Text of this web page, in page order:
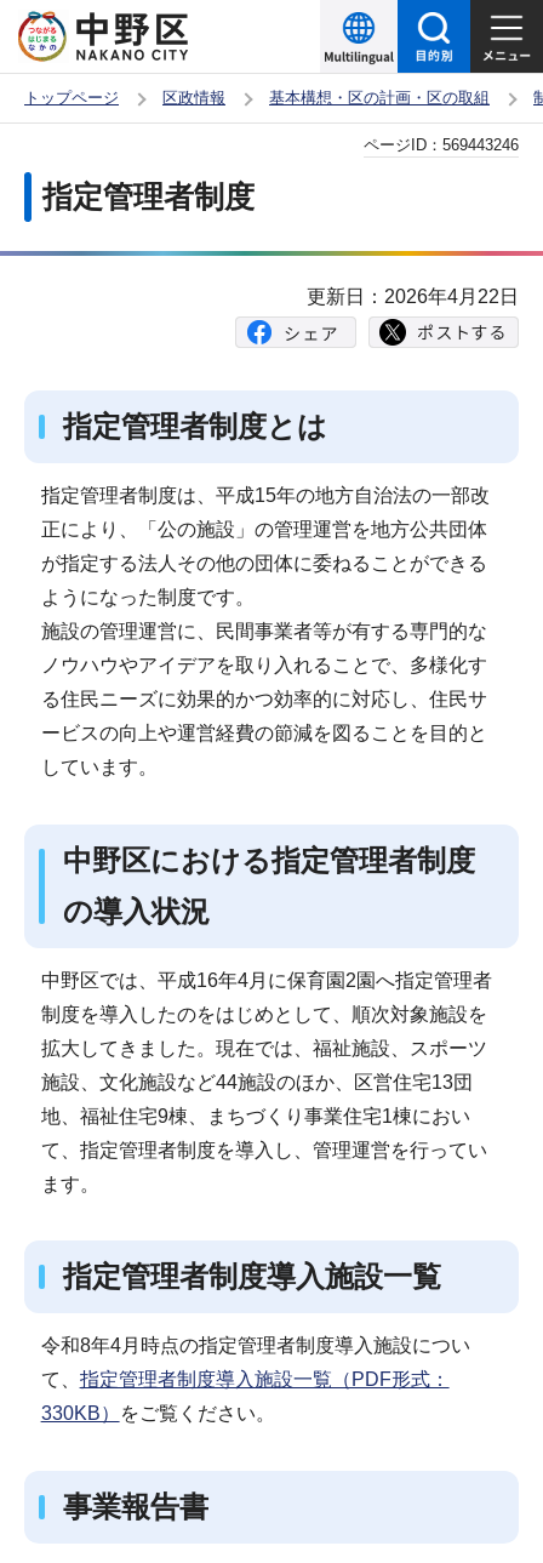
の
ー
頭
トップページ 区政情報 基本構想・区の計画・区の取組
指定管理者制度
ページID： 569443246
更新日：2026年4月22日
指定管理者制度とは
指定管理者制度は、平成15年の地方自治法の一部改
正により、「公の施設」の管理運営を地方公共団体
が指定する法人その他の団体に委ねることができる
ようになった制度です。
施設の管理運営に、民間事業者等が有する専門的な
ノウハウやアイデアを取り入れることで、多様化す
る住民ニーズに効果的かつ効率的に対応し、住民サ
ービスの向上や運営経費の節減を図ることを目的と
しています。
中野区における指定管理者制度
の導入状況
中野区では、平成16年4月に保育園2園へ指定管理者
制度を導入したのをはじめとして、順次対象施設を
拡大してきました。現在では、福祉施設、スポーツ
施設、文化施設など44施設のほか、区営住宅13団
地、福祉住宅9棟、まちづくり事業住宅1棟におい
て、指定管理者制度を導入し、管理運営を行ってい
ます。
指定管理者制度導入施設一覧
令和8年4月時点の指定管理者制度導入施設につい
て、 指定管理者制度導入施設一覧（PDF形式：
330KB）
をご覧ください。
事業報告書